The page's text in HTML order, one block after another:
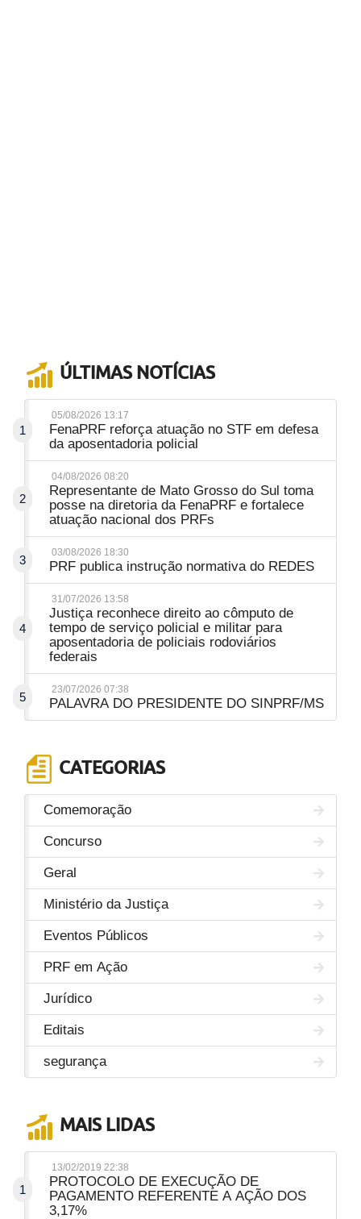
ÚLTIMAS NOTÍCIAS
1
05/08/2026 13:17
FenaPRF reforça atuação no STF em defesa
da aposentadoria policial
2
04/08/2026 08:20
Representante de Mato Grosso do Sul toma
posse na diretoria da FenaPRF e fortalece
atuação nacional dos PRFs
3
03/08/2026 18:30
PRF publica instrução normativa do REDES
4
31/07/2026 13:58
Justiça reconhece direito ao cômputo de
tempo de serviço policial e militar para
aposentadoria de policiais rodoviários
federais
5
23/07/2026 07:38
PALAVRA DO PRESIDENTE DO SINPRF/MS
CATEGORIAS
Comemoração
Concurso
Geral
Ministério da Justiça
Eventos Públicos
PRF em Ação
Jurídico
Editais
segurança
MAIS LIDAS
1
13/02/2019 22:38
PROTOCOLO DE EXECUÇÃO DE
PAGAMENTO REFERENTE A AÇÃO DOS
3,17%